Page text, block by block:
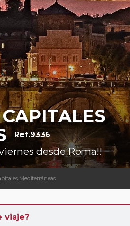
Ref.9336
viernes desde Roma!!
Mediterráneas
viaje?